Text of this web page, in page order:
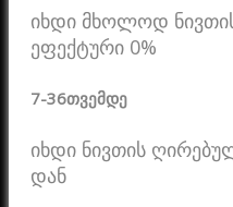
იხდი მხოლოდ
ეფექტური 0%
7-36თვემდე
იხდი ნივთის
დან